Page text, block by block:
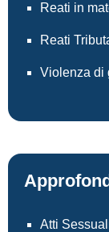
Reati in
Reati
Violenza di
Atti